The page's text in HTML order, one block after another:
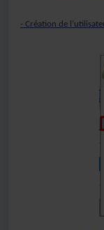
- Création de